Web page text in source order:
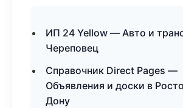
ИП 24 Yellow — Авто и
Череповец
Справочник Direct Pages —
Объявления и доски в
Дону